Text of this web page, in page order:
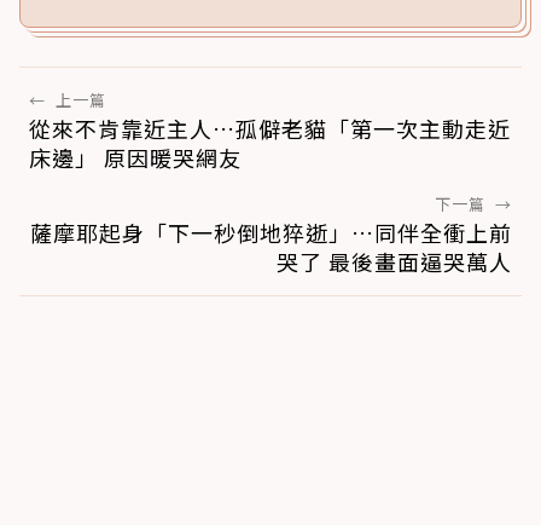
← 上一篇
從來不肯靠近主人…孤僻老貓「第一次主動走近
床邊」 原因暖哭網友
下一篇 →
薩摩耶起身「下一秒倒地猝逝」…同伴全衝上前
哭了 最後畫面逼哭萬人